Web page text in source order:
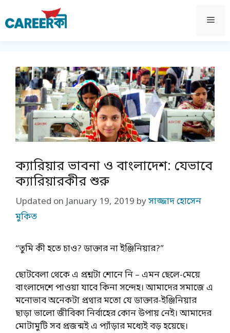
to
content
ক্যারিয়ার ভাবনা ও বাংলাদেশ: যেভাবে
ক্যারিয়ারকীর শুরু
Updated on January 19, 2019 byসাজ্জাদ হোসেন
মুকিত
“তুমি কী হতে চাও? ডাক্তার না ইঞ্জিনিয়ার?”
ছোটবেলা থেকে এ প্রশ্নটা শোনে নি – এমন ছেলে-মেয়ে
বাংলাদেশে পাওয়া যাবে কিনা সন্দেহ। আমাদের সমাজে এ
মনোভাব অনেকটা প্রথার মতো যে ডাক্তার-ইঞ্জিনিয়ার
ছাড়া ভালো জীবিকা নির্বাহের কোন উপায় নেই। আমাদের
মোটামুটি সব প্রজন্মই এ প্যাঁড়ার মধ্যেই বড় হয়েছে।